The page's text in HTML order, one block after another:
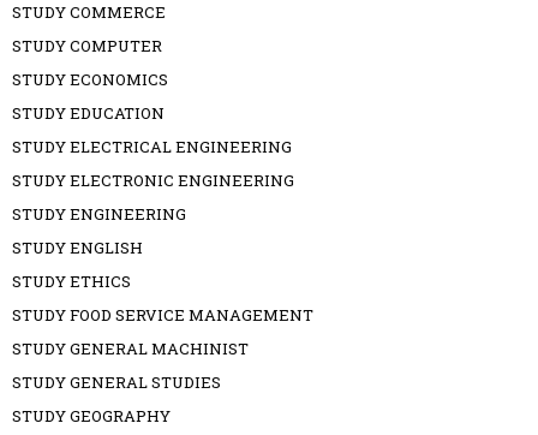
STUDY COMMERCE
STUDY COMPUTER
STUDY ECONOMICS
STUDY EDUCATION
STUDY ELECTRICAL ENGINEERING
STUDY ELECTRONIC ENGINEERING
STUDY ENGINEERING
STUDY ENGLISH
STUDY ETHICS
STUDY FOOD SERVICE MANAGEMENT
STUDY GENERAL MACHINIST
STUDY GENERAL STUDIES
STUDY GEOGRAPHY